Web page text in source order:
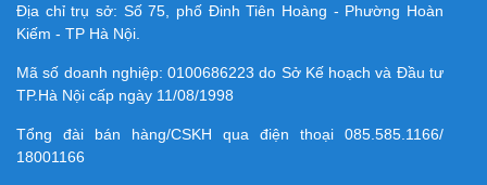
Địa chỉ trụ sở: Số 75, phố Đinh Tiên Hoàng - Phường Hoàn
Kiếm - TP Hà Nội.
Mã số doanh nghiệp:0100686223 do Sở Kế hoạch và Đầu tư
TP.Hà Nội cấp ngày 11/08/1998
Tổng đài bán hàng/CSKH qua điện thoại 085.585.1166/
18001166